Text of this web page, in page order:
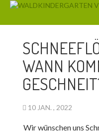
WANN
10 JAN. , 2022
Wir wünschen uns